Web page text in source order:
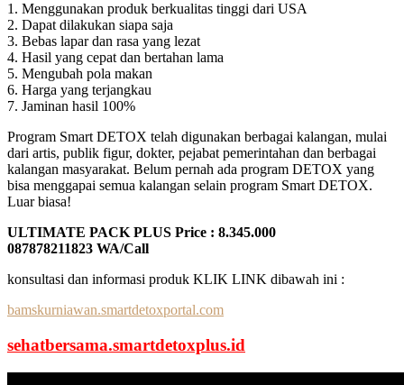
1. Menggunakan produk berkualitas tinggi dari USA
2. Dapat dilakukan siapa saja
3. Bebas lapar dan rasa yang lezat
4. Hasil yang cepat dan bertahan lama
5. Mengubah pola makan
6. Harga yang terjangkau
7. Jaminan hasil 100%
Program Smart DETOX telah digunakan berbagai kalangan, mulai
dari artis, publik figur, dokter, pejabat pemerintahan dan berbagai
kalangan masyarakat. Belum pernah ada program DETOX yang
bisa menggapai semua kalangan selain program Smart DETOX.
Luar biasa!
ULTIMATE PACK PLUS Price : 8.345.000
087878211823 WA/Call
konsultasi dan informasi produk KLIK LINK dibawah ini :
bamskurniawan.smartdetoxportal.com
sehatbersama.smartdetoxplus.id